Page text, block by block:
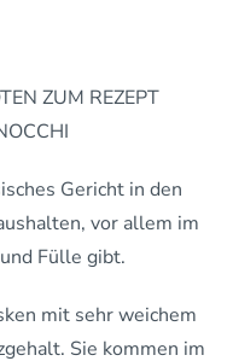
ZUM REZEPT
Gericht in den
vor allem im
Fülle gibt.
mit sehr weichem
Sie kommen im